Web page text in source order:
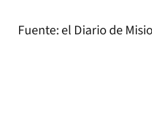
Fuente: el Diario de